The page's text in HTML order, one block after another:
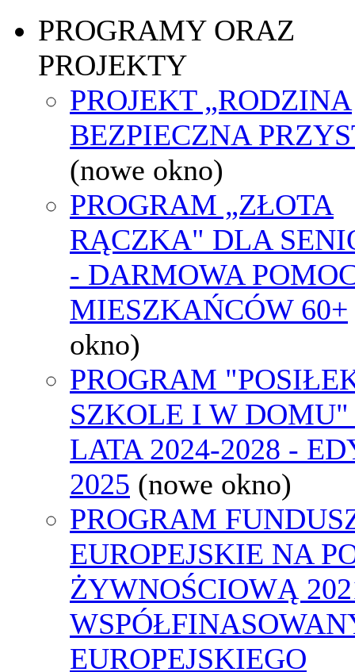
PROGRAMY ORAZ
PROJEKTY
PROJEKT „RODZINA
BEZPIECZNA
(nowe okno)
PROGRAM „ZŁOTA
RĄCZKA" DLA
- DARMOWA
MIESZKAŃCÓW 60+
okno)
PROGRAM
SZKOLE I W
LATA 2024-2028 -
2025 (nowe okno)
PROGRAM
EUROPEJSKIE NA
ŻYWNOŚCIOWĄ
EUROPEJSKIEGO